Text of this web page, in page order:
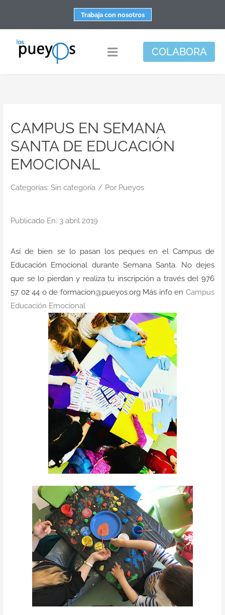
contenido
Trabaja con nosotros
Toggle
Apoyo personal y familiar
Espacio de bienestar
Responsabilidad social
DisArte
COLABORA
CAMPUS EN SEMANA
SANTA DE EDUCACIÓN
EMOCIONAL
Categorías: Sin categoría / Por Pueyos
Publicado En: 3 abril 2019
Así de bien se lo pasan los peques en el Campus de
Educación Emocional durante Semana Santa. No dejes
que se lo pierdan y realiza tu inscripción a través del 976
57 02 44 o de formacion@pueyos.org Más info enCampus
Educación Emocional